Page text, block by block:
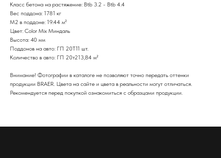
Класс бетона на растяжение: Btb 3.2 - Btb 4.4
Вес поддона: 1781 кг
М2 в поддоне: 19.44 м²
Цвет: Color Mix Миндаль
Высота: 40 мм
Поддонов на авто: ГП 20Т11 шт.
Количество в авто: ГП 20т213,84 м²
Внимание! Фотографии в каталоге не позволяют точно передать оттенки
продукции BRAER. Цвета на сайте и цвета в реальности могут отличаться.
Рекомендуется перед покупкой ознакомиться с образцами продукции.